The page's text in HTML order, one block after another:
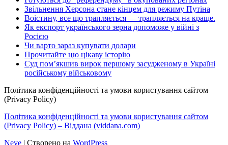
Звільнення Херсона стане кінцем для режиму Путіна
Воістину, все що трапляється — трапляється на краще.
Як експорт українського зерна допоможе у війні з
Росією
Чи варто зараз купувати долари
Прочитайте цю цікаву історію
Суд пом’якшив вирок першому засудженому в Україні
російському військовому
Політика конфіденційності та умови користування сайтом
(Privacy Policy)
Політика конфіденційності та умови користування сайтом
(Privacy Policy) – Віддана (viddana.com)
Neve | Створено на WordPress